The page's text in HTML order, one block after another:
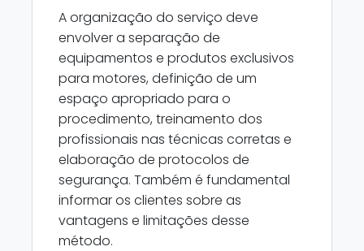
A organização do serviço deve
envolver a separação de
equipamentos e produtos exclusivos
para motores, definição de um
espaço apropriado para o
procedimento, treinamento dos
profissionais nas técnicas corretas e
elaboração de protocolos de
segurança. Também é fundamental
informar os clientes sobre as
vantagens e limitações desse
método.